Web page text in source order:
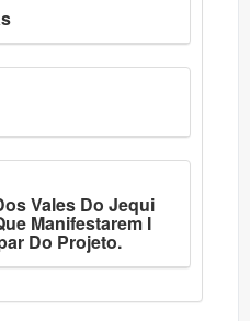
Vales Do Jequi
Manifestarem I
Do Projeto.